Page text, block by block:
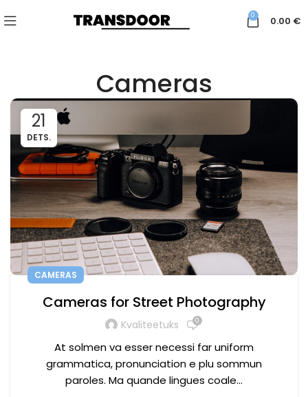
0 0.00 €
Cameras
21
DETS.
CAMERAS
Cameras for Street Photography
Kvaliteetuks 0
At solmen va esser necessi far uniform
grammatica, pronunciation e plu sommun
paroles. Ma quande lingues coale...